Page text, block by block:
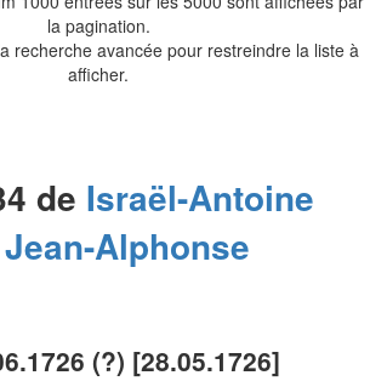
la pagination.
recherche avancée pour restreindre la liste à
afficher.
de Israël-Antoine
Jean-Alphonse
(?) [28.05.1726]